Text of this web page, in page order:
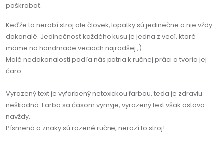
poškrabať.
Keďže to nerobí stroj ale človek, lopatky sú jedinečne a nie vždy
dokonalé. Jedinečnosť každého kusu je jedna z vecí, ktoré
máme na handmade veciach najradšej ;)
Malé nedokonalosti podľa nás patria k ručnej práci a tvoria jej
čaro.
Vyrazený text je vyfarbený netoxickou farbou, teda je zdraviu
neškodná. Farba sa časom vymyje, vyrazený text však ostáva
navždy.
Písmená a znaky sú razené ručne, nerazí to stroj!